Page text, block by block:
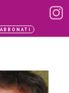
ABBONATI